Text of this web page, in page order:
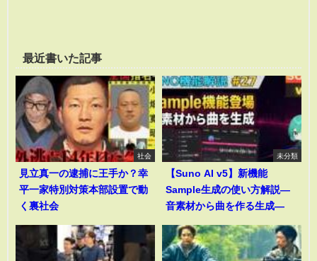
最近書いた記事
社会
見立真一の逮捕に王手か？幸
平一家特別対策本部設置で動
く裏社会
未分類
【Suno AI v5】新機能
Sample生成の使い方解説―
音素材から曲を作る生成―